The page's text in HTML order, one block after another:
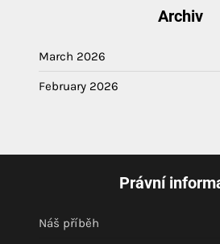
Archiv
March 2026
February 2026
Právní
Náš příběh